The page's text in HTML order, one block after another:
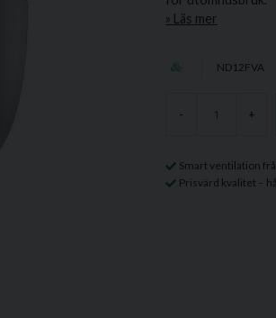
Läs mer
ND12FVA
- +
Smart ventilation
Prisvärd kvalitet –